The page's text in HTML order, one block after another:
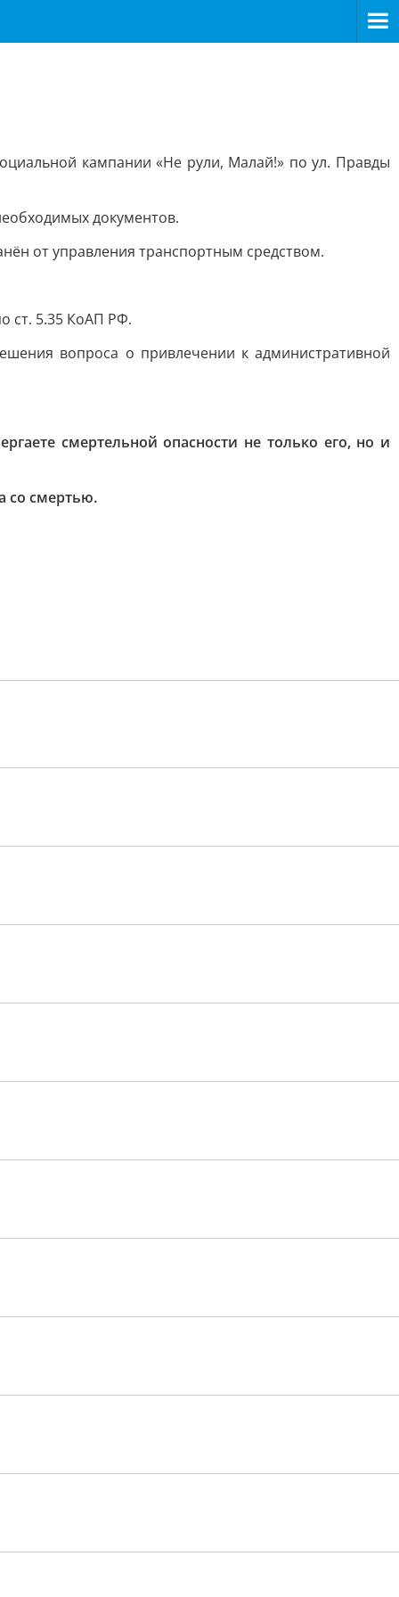
кампании «Не рули, Малай!» по ул. Правды
документов.
от управления транспортным средством.
ст. 5.35 КоАП РФ.
вопроса о привлечении к административной
смертельной опасности не только его, но и
со смертью.